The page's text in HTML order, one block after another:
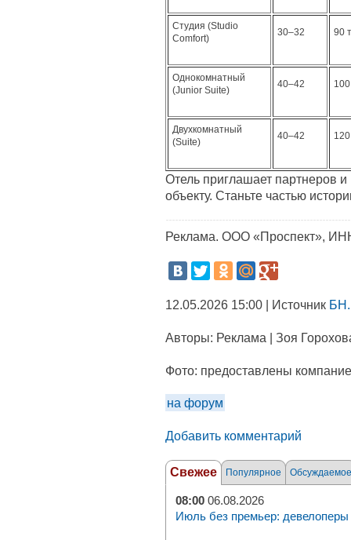
Студия (Studio
Comfort)
30–32 90
Однокомнатный
(Junior Suite)
40­–42
Двухкомнатный
(Suite)
40–42
Отель приглашает партнеров
объекту. Станьте частью
Реклама. ООО «Проспект»,
12.05.2026 15:00 | Источник
Авторы: Реклама | Зоя
Фото: предоставлены
на форум
Добавить комментарий
Свежее Популярное Обсуждаемое
08:00 06.08.2026
Июль без премьер: девелоперы